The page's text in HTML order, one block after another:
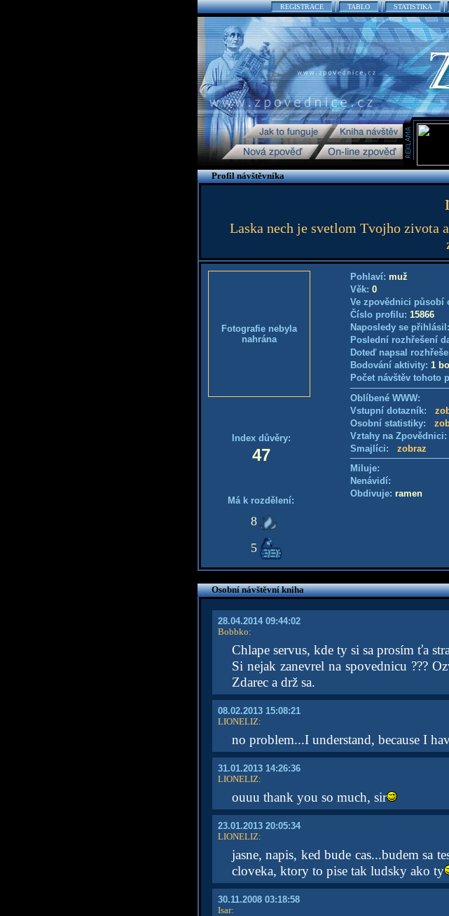
REGISTRACE TABLO STATISTIKA
Profil návštěvníka
Laska nech je svetlom Tvojho zivota
Fotografie nebyla
nahrána
Index důvěry:
47
Má k rozdělení:
8
5
Pohlaví: muž
Věk: 0
Ve zpovědnici působí
Číslo profilu: 15866
Naposledy se přihlásil:
Poslední rozhřešení
Doteď napsal
Bodování aktivity: 1
Počet návštěv tohoto
Oblíbené WWW:
Vstupní dotazník:
Osobní statistiky:
Vztahy na Zpovědnici:
Smajlíci: zobraz
Miluje:
Nenávidí:
Obdivuje: ramen
Osobní návštěvní kniha
28.04.2014 09:44:02
Bobbko:
Chlape servus, kde ty si sa prosím ťa
Si nejak zanevrel na spovednicu ???
Zdarec a drž sa.
08.02.2013 15:08:21
LIONELIZ:
no problem...I understand, because I
31.01.2013 14:26:36
LIONELIZ:
ouuu thank you so much, sir
23.01.2013 20:05:34
LIONELIZ:
jasne, napis, ked bude cas...budem sa
cloveka, ktory to pise tak ludsky ako ty
30.11.2008 03:18:58
Isar: